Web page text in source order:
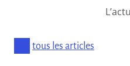
tous les articles